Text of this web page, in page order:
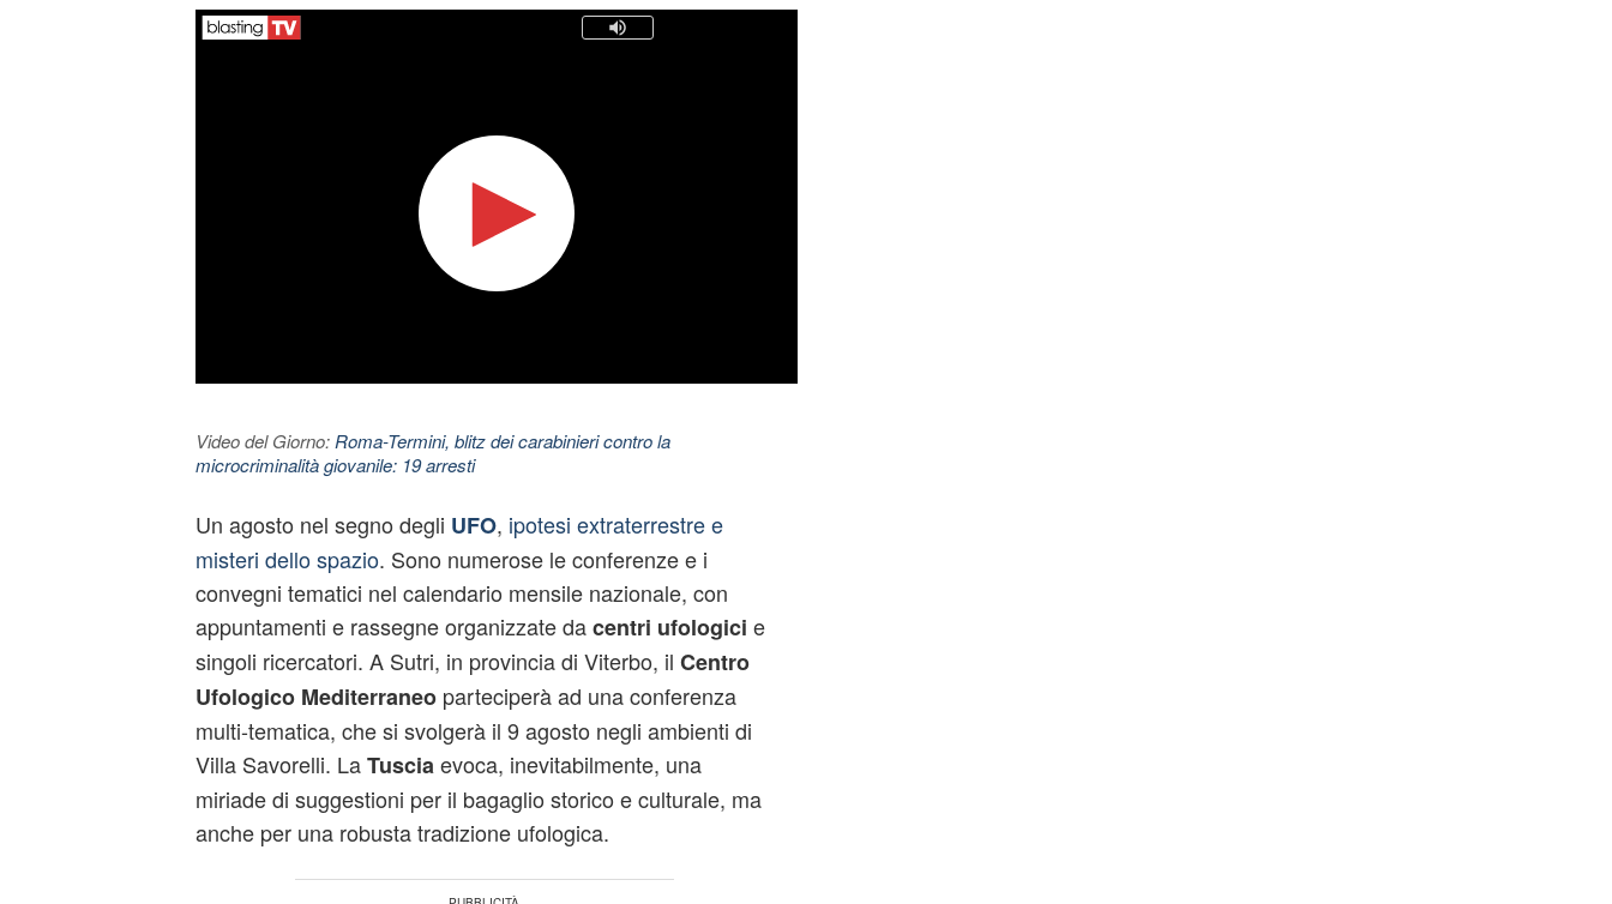
Video del Giorno: Roma-Termini, blitz dei carabinieri contro la
microcriminalità giovanile: 19 arresti
Un agosto nel segno degli UFO, ipotesi extraterrestre e
misteri dello spazio. Sono numerose le conferenze e i
convegni tematici nel calendario mensile nazionale, con
appuntamenti e rassegne organizzate dacentri ufologici e
singoli ricercatori. A Sutri, in provincia di Viterbo, il Centro
Ufologico Mediterraneoparteciperà ad una conferenza
multi-tematica, che si svolgerà il 9 agosto negli ambienti di
Villa Savorelli. LaTuscia evoca, inevitabilmente, una
miriade di suggestioni per il bagaglio storico e culturale, ma
anche per una robusta tradizione ufologica.